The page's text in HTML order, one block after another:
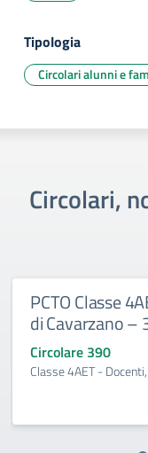
Tipologia
Circolari alunni e
Circolari,
PCTO Classe
di Cavarzano –
Circolare 390
Classe 4AET -